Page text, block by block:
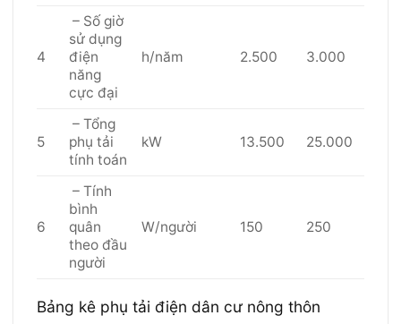
4
– Số giờ
sử dụng
điện
năng
cực đại
h/năm 2.500 3.000
5
– Tổng
phụ tải
tính toán
kW 13.500 25.000
6
– Tính
bình
quân
theo đầu
người
W/người 150 250
Bảng kê phụ tải điện dân cư nông thôn